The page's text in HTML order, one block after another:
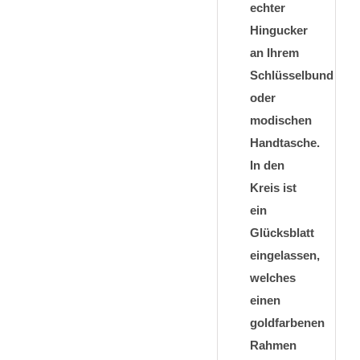
echter
Hingucker
an Ihrem
Schlüsselbund
oder
modischen
Handtasche.
In den
Kreis ist
ein
Glücksblatt
eingelassen,
welches
einen
goldfarbenen
Rahmen